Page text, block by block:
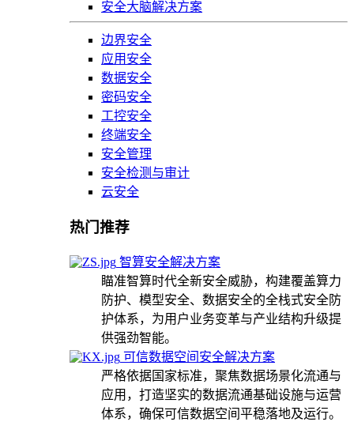
安全大脑解决方案
边界安全
应用安全
数据安全
密码安全
工控安全
终端安全
安全管理
安全检测与审计
云安全
热门推荐
智算安全解决方案
瞄准智算时代全新安全威胁，构建覆盖算力
防护、模型安全、数据安全的全栈式安全防
护体系，为用户业务变革与产业结构升级提
供强劲智能。
可信数据空间安全解决方案
严格依据国家标准，聚焦数据场景化流通与
应用，打造坚实的数据流通基础设施与运营
体系，确保可信数据空间平稳落地及运行。